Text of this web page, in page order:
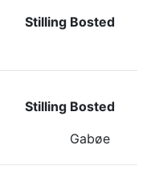
Stilling Bosted
Stilling Bosted
Gabøe